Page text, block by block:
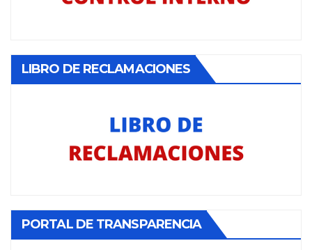
LIBRO DE RECLAMACIONES
PORTAL DE TRANSPARENCIA